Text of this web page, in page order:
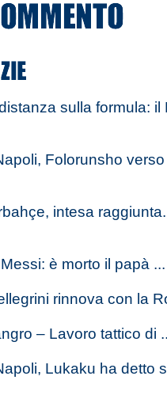
sulla formula: il
Folorunsho
intesa
è morto il papà ...
rinnova con la
– Lavoro tattico di
Lukaku ha detto